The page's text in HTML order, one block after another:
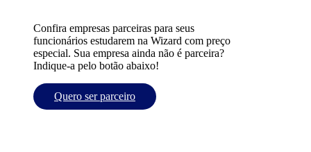
Confira empresas parceiras para seus
funcionários estudarem na Wizard com preço
especial. Sua empresa ainda não é parceira?
Indique-a pelo botão abaixo!
Quero ser parceiro